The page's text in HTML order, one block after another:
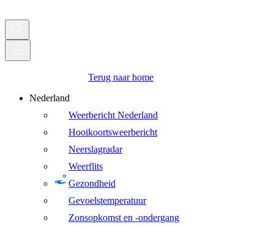
Terug naar home
Nederland
Weerbericht Nederland
Hooikoortsweerbericht
Neerslagradar
Weerflits
Gezondheid
Gevoelstemperatuur
Zonsopkomst en -ondergang